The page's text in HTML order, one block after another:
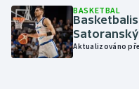
Olympijské hry
Parasport
BASKETBAL
Aktualizováno